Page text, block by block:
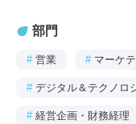
部門
# 営業 # マーケ
# デジタル＆テクノロ
# 経営企画・財務経理